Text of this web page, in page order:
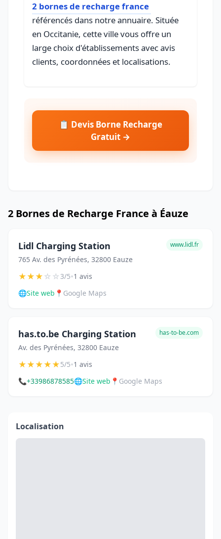
2 bornes de recharge france
référencés dans notre annuaire. Située
en Occitanie, cette ville vous offre un
large choix d'établissements avec avis
clients, coordonnées et localisations.
📋 Devis Borne Recharge
Gratuit →
2 Bornes de Recharge France à Éauze
Lidl Charging Station
765 Av. des Pyrénées, 32800 Eauze
www.lidl.fr
★★★☆☆3/5•1 avis
🌐Site web 📍 Google Maps
has.to.be Charging Station
Av. des Pyrénées, 32800 Eauze
has-to-be.com
★★★★★5/5•1 avis
📞+33986878585🌐Site web 📍 Google Maps
Localisation